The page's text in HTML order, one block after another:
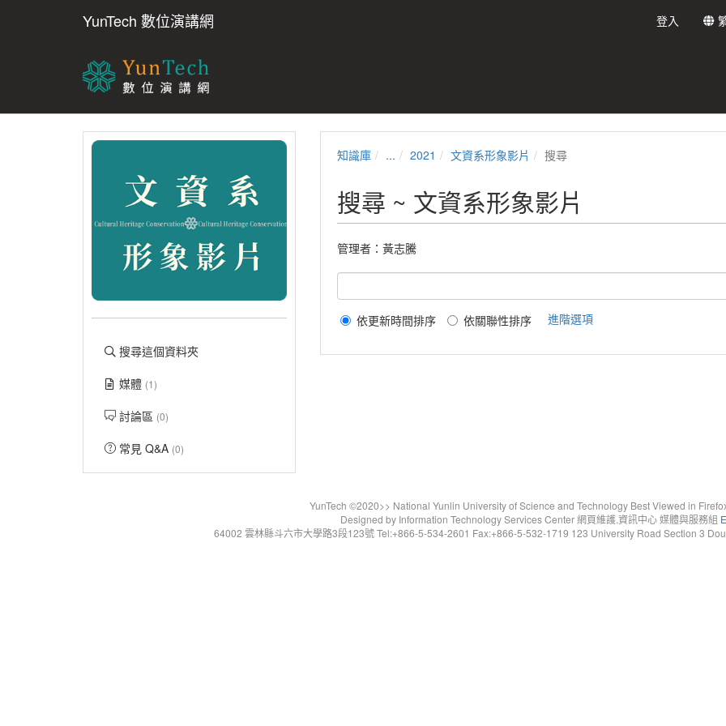
YunTech 數位演講網 登入
搜尋這個資料夾
媒體 (1)
討論區 (0)
常見 Q&A (0)
知識庫 ... 2021 文資系形象影片 搜尋
搜尋 ~ 文資系形象影片
管理者：黃志騰
依更新時間排序 依關聯性排序 進階選項
YunTech ©2020>> National Yunlin University of Science and Technology Best Viewed in
Designed by Information Technology Services Center 網頁維護.資訊中心 媒體與服務組
64002 雲林縣斗六市大學路3段123號 Tel:+866-5-534-2601 Fax:+866-5-532-1719 123 University Road Section 3